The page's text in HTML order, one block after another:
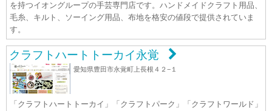
を持つイオングループの手芸専門店です。ハンドメイドクラフト用品、
毛糸、キルト、ソーイング用品、布地を格安の値段で提供されていま
す。
クラフトハートトーカイ永覚
愛知県豊田市永覚町上長根４２−１
「クラフトハートトーカイ」「クラフトパーク」「クラフトワールド」